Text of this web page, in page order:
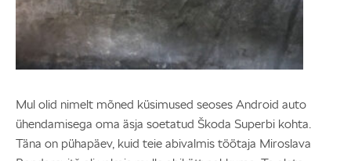
Mul olid nimelt mõned küsimused seoses Android auto
ühendamisega oma äsja soetatud Škoda Superbi kohta.
Täna on pühapäev, kuid teie abivalmis töötaja Miroslava